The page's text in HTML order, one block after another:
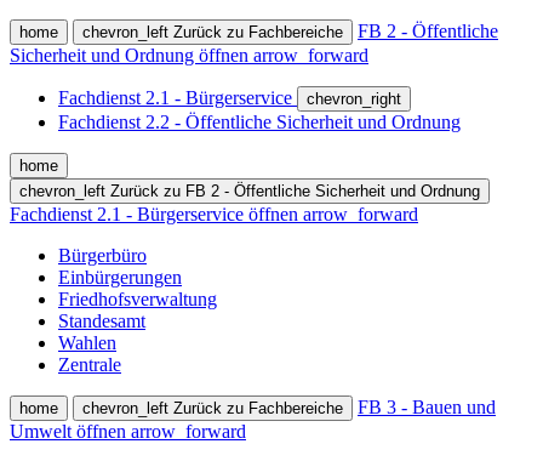
home chevron_left Zurück zu Fachbereiche
FB 2 - Öffentliche
Sicherheit und Ordnung öffnen arrow_forward
Fachdienst 2.1 - Bürgerservice chevron_right
Fachdienst 2.2 - Öffentliche Sicherheit und Ordnung
home
chevron_left Zurück zu FB 2 - Öffentliche Sicherheit und Ordnung
Fachdienst 2.1 - Bürgerservice öffnen arrow_forward
Bürgerbüro
Einbürgerungen
Friedhofsverwaltung
Standesamt
Wahlen
Zentrale
home chevron_left Zurück zu Fachbereiche
FB 3 - Bauen und
Umwelt öffnen arrow_forward